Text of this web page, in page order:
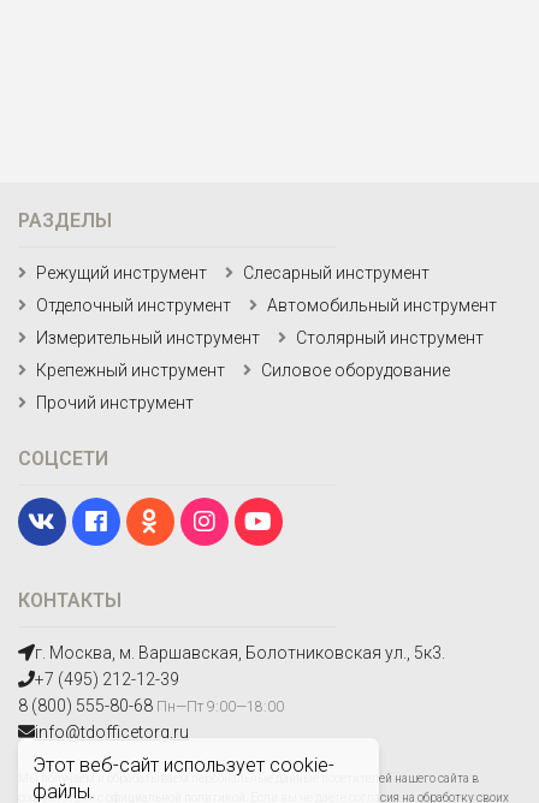
Этот веб-сайт использует cookie-
файлы.
КОНТАКТЫ
г. Москва, м. Варшавская, Болотниковская ул., 5к3.
+7 (495) 212-12-39
8 (800) 555-80-68 Пн—Пт 9:00—18:00
info@tdofficetorg.ru
Мы получаем и обрабатываем персональные данные посетителей нашего сайта в
соответствии с
. Если вы не даете согласия на обработку своих
РАЗДЕЛЫ
Режущий инструмент
Слесарный инструмент
Отделочный инструмент
Автомобильный инструмент
Измерительный инструмент
Столярный инструмент
Крепежный инструмент
Силовое оборудование
Прочий инструмент
СОЦСЕТИ